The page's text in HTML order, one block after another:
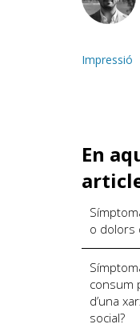
Impressió
En
o dolors
consum
d’una
social?